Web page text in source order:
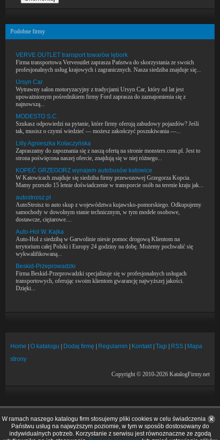
Podobne firmy
VERVE OUTLET transport towarów lębork
Firma transportowa Verveoutlet zaprasza Państwa do skorzystania ze swoich
profesjonalnych usług krajowych i zagranicznych. Nasza siedziba znajduje się...
Ursyn Car
Wytrawny salon motoryzacyjny z tradycjami Ursyn Car, który od lat jest
upoważnionym pośrednikiem firmy Ford zaprasza do zaznajomienia się z
najnowszą...
MODESTO S.C.
Szukasz odpowiedzi na pytanie, które firmy oferują zabudowy pojazdów? Jeśli
tak, musisz o czymś wiedzieć — możesz zakończyć poszukiwania —...
Lilly Agnieszka Kołaczyńska
Zapraszamy do zapoznania się z naszą ofertą na stronie monsters.com.pl. Jest to
strona poświęcona naszej ofercie, znajdują się w niej różnego...
KOPEĆ GRZEGORZ wynajem autobusów katowice
W Katowicach znajduje się siedziba firmy przewozowej Grzegorza Kopcia.
Mamy przeszło 15 letnie doświadczenie w transporcie osób na terenie kraju jak...
autostroisz.pl
AutoStroisz to auto skup z województwa kujawsko-pomorskiego. Odkupujemy
samochody w dowolnym stanie technicznym, w tym modele osobowe,
dostawcze, ciężarowe....
Auto-Hol W. Kajka
Auto-Hol z siedzibą w Garwolinie niesie pomoc drogową Klientom na
terytorium całej Polski i Europy 24 godziny na dobę. Możemy pochwalić się
wykwalifikowaną...
Beskid-Przeprowadzki
Firma Beskid-Przeprowadzki specjalizuje się w profesjonalnych usługach
transportowych, oferując swoim klientom gwarancję najwyższej jakości.
Dzięki...
Home |O katalogu Dodaj firmę Regulamin Kontakt|Tagi RSS
Mapa
strony
Copyright © 2010-2026 KatalogFirmy.net
W ramach naszego katalogu firm stosujemy pliki cookies w celu świadczenia
Państwu usług na najwyższym poziomie, w tym w sposób dostosowany do
indywidualnych potrzeb. Korzystanie z serwisu jest równoznaczne ze zgodą